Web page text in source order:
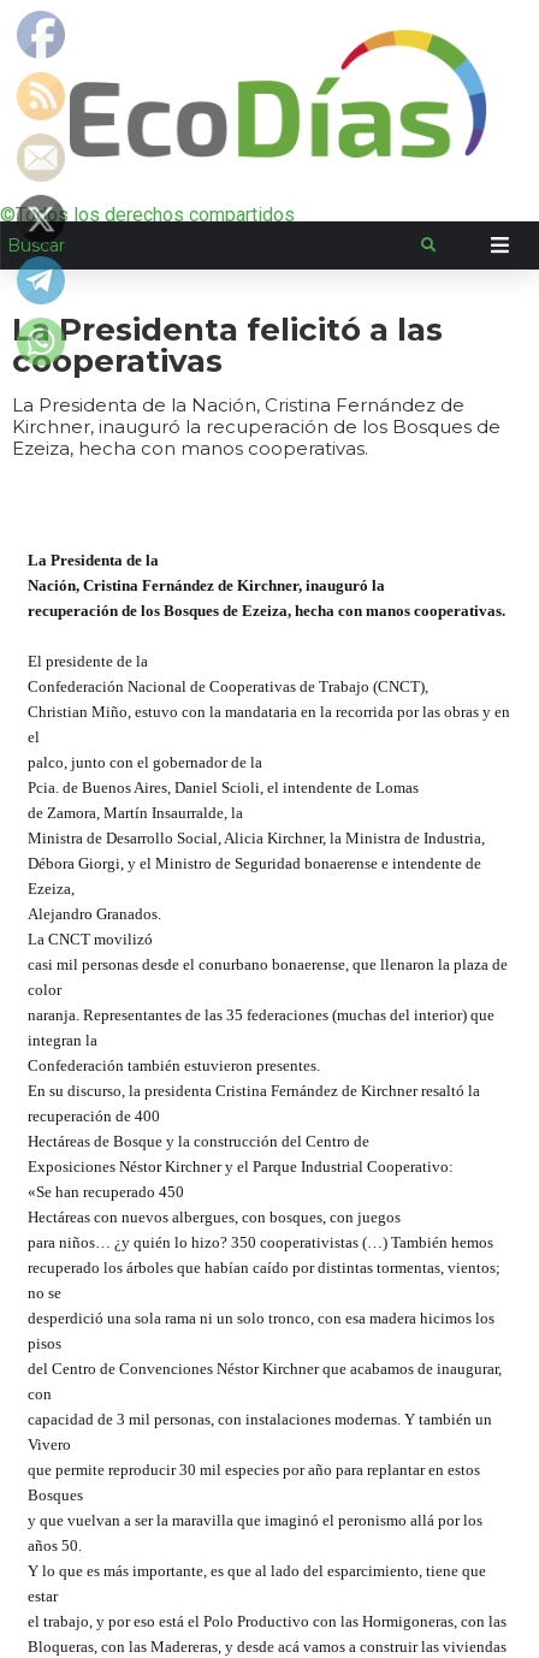
©Todos los derechos compartidos
La Presidenta felicitó a las
cooperativas
La Presidenta de la Nación, Cristina Fernández de
Kirchner, inauguró la recuperación de los Bosques de
Ezeiza, hecha con manos cooperativas.
La Presidenta de la
Nación, Cristina Fernández de Kirchner, inauguró la
recuperación de los Bosques de Ezeiza, hecha con manos cooperativas.
El presidente de la
Confederación Nacional de Cooperativas de Trabajo (CNCT),
Christian Miño, estuvo con la mandataria en la recorrida por las obras y en
el
palco, junto con el gobernador de la
Pcia. de Buenos Aires, Daniel Scioli, el intendente de Lomas
de Zamora, Martín Insaurralde, la
Ministra de Desarrollo Social, Alicia Kirchner, la Ministra de Industria,
Débora Giorgi, y el Ministro de Seguridad bonaerense e intendente de
Ezeiza,
Alejandro Granados.
La CNCT movilizó
casi mil personas desde el conurbano bonaerense, que llenaron la plaza de
color
naranja. Representantes de las 35 federaciones (muchas del interior) que
integran la
Confederación también estuvieron presentes.
En su discurso, la presidenta Cristina Fernández de Kirchner resaltó la
recuperación de 400
Hectáreas de Bosque y la construcción del Centro de
Exposiciones Néstor Kirchner y el Parque Industrial Cooperativo:
«Se han recuperado 450
Hectáreas con nuevos albergues, con bosques, con juegos
para niños… ¿y quién lo hizo? 350 cooperativistas (…) También hemos
recuperado los árboles que habían caído por distintas tormentas, vientos;
no se
desperdició una sola rama ni un solo tronco, con esa madera hicimos los
pisos
del Centro de Convenciones Néstor Kirchner que acabamos de inaugurar,
con
capacidad de 3 mil personas, con instalaciones modernas. Y también un
Vivero
que permite reproducir 30 mil especies por año para replantar en estos
Bosques
y que vuelvan a ser la maravilla que imaginó el peronismo allá por los
años 50.
Y lo que es más importante, es que al lado del esparcimiento, tiene que
estar
el trabajo, y por eso está el Polo Productivo con las Hormigoneras, con las
Bloqueras, con las Madereras, y desde acá vamos a construir las viviendas